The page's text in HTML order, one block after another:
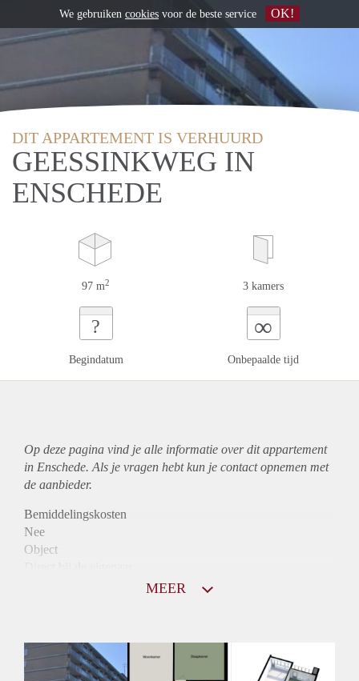
DIT APPARTEMENT IS VERHUURD
GEESSINKWEG IN
ENSCHEDE
97 m2 3 kamers
?
Begindatum
∞
Onbepaalde tijd
Op deze pagina vind je alle informatie over ditappartement
in Enschede. Als je vragen hebt kun je contact opnemen met
de aanbieder.
Bemiddelingskosten
Nee
Object
Huurtoeslag
Mogelijk
MEER
We gebruiken cookies voor de beste service OK!